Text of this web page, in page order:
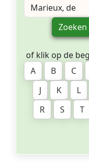
Zoeken
of klik op de
A
B C
J
K L
R
S T